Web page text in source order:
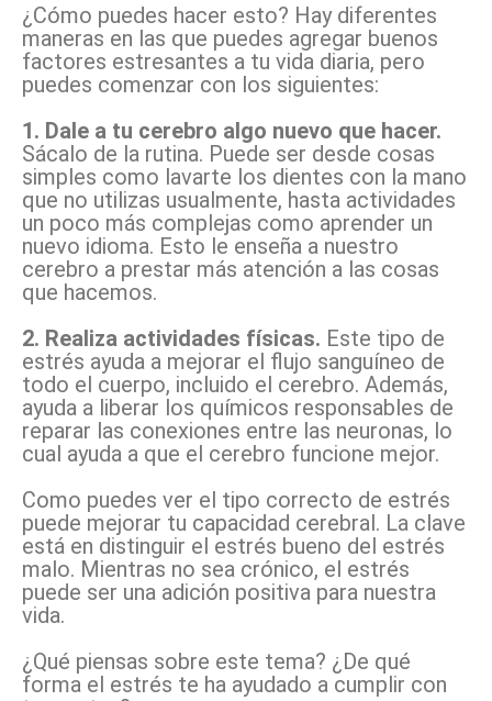
¿Cómo puedes hacer esto? Hay diferentes
maneras en las que puedes agregar buenos
factores estresantes a tu vida diaria, pero
puedes comenzar con los siguientes:
1. Dale a tu cerebro algo nuevo que hacer.
Sácalo de la rutina. Puede ser desde cosas
simples como lavarte los dientes con la mano
que no utilizas usualmente, hasta actividades
un poco más complejas como aprender un
nuevo idioma. Esto le enseña a nuestro
cerebro a prestar más atención a las cosas
que hacemos.
2. Realiza actividades físicas. Este tipo de
estrés ayuda a mejorar el flujo sanguíneo de
todo el cuerpo, incluido el cerebro. Además,
ayuda a liberar los químicos responsables de
reparar las conexiones entre las neuronas, lo
cual ayuda a que el cerebro funcione mejor.
Como puedes ver el tipo correcto de estrés
puede mejorar tu capacidad cerebral. La clave
está en distinguir el estrés bueno del estrés
malo. Mientras no sea crónico, el estrés
puede ser una adición positiva para nuestra
vida.
¿Qué piensas sobre este tema? ¿De qué
forma el estrés te ha ayudado a cumplir con